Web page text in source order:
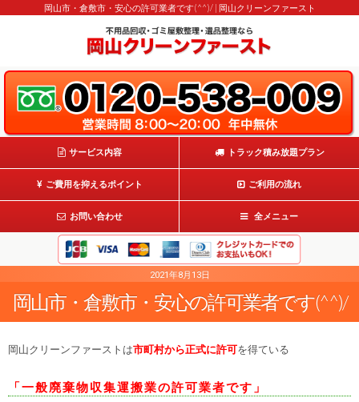
岡山市・倉敷市・安心の許可業者です(^^)/ | 岡山クリーンファースト
サービス内容 トラック積み放題プラン
ご費用を抑えるポイント ご利用の流れ
お問い合わせ 全メニュー
2021年8月13日
岡山市・倉敷市・安心の許可業者です(^^)/
岡山クリーンファーストは市町村から正式に許可を得ている
「一般廃棄物収集運搬業の許可業者です」